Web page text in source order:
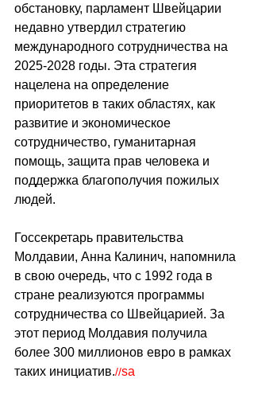
обстановку, парламент Швейцарии
недавно утвердил стратегию
международного сотрудничества на
2025-2028 годы. Эта стратегия
нацелена на определение
приоритетов в таких областях, как
развитие и экономическое
сотрудничество, гуманитарная
помощь, защита прав человека и
поддержка благополучия пожилых
людей.
Госсекретарь правительства
Молдавии, Анна Калинич, напомнила
в свою очередь, что с 1992 года в
стране реализуются программы
сотрудничества со Швейцарией. За
этот период Молдавия получила
более 300 миллионов евро в рамках
таких инициатив.//sa